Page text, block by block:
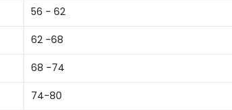
56 - 62
62 -68
68 -74
74-80